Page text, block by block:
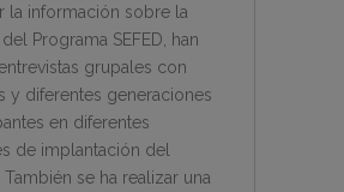
la información sobre la
Programa SEFED, han
grupales con
y diferentes generaciones
en diferentes
de implantación del
También se ha realizar una